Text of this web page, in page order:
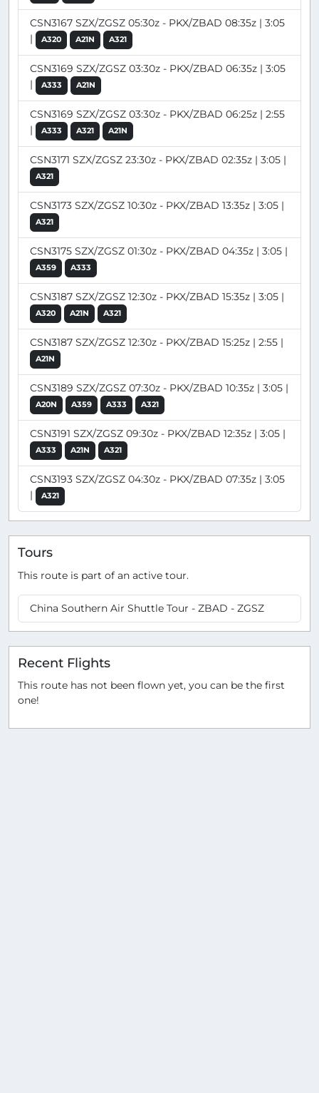
CSN3167 SZX/ZGSZ 05:30z - PKX/ZBAD 08:35z | 3:05
|
A320 A21N A321
CSN3169 SZX/ZGSZ 03:30z - PKX/ZBAD 06:35z | 3:05
|
A333 A21N
CSN3169 SZX/ZGSZ 03:30z - PKX/ZBAD 06:25z | 2:55
|
A333 A321 A21N
CSN3171 SZX/ZGSZ 23:30z - PKX/ZBAD 02:35z | 3:05 |
A321
CSN3173 SZX/ZGSZ 10:30z - PKX/ZBAD 13:35z | 3:05 |
A321
CSN3175 SZX/ZGSZ 01:30z - PKX/ZBAD 04:35z | 3:05 |
A359 A333
CSN3187 SZX/ZGSZ 12:30z - PKX/ZBAD 15:35z | 3:05 |
A320 A21N A321
CSN3187 SZX/ZGSZ 12:30z - PKX/ZBAD 15:25z | 2:55 |
A21N
CSN3189 SZX/ZGSZ 07:30z - PKX/ZBAD 10:35z | 3:05 |
A20N A359 A333 A321
CSN3191 SZX/ZGSZ 09:30z - PKX/ZBAD 12:35z | 3:05 |
A333 A21N A321
CSN3193 SZX/ZGSZ 04:30z - PKX/ZBAD 07:35z | 3:05
|
A321
Tours
This route is part of an active tour.
China Southern Air Shuttle Tour - ZBAD - ZGSZ
Recent Flights
This route has not been flown yet, you can be the first
one!